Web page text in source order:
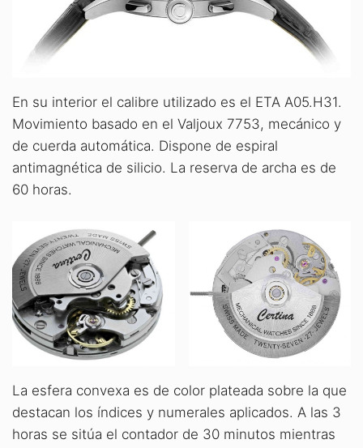
En su interior el calibre utilizado es el ETA A05.H31.
Movimiento basado en el Valjoux 7753, mecánico y
de cuerda automática. Dispone de espiral
antimagnética de silicio. La reserva de archa es de
60 horas.
La esfera convexa es de color plateada sobre la que
destacan los índices y numerales aplicados. A las 3
horas se sitúa el contador de 30 minutos mientras